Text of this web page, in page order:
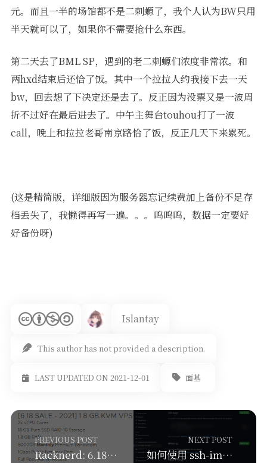
元。而且一半的场馆都不是二刺螈了，我个人认为BW只用
半天就可以了，如果你不需要抢什么东西。
第二天去了BML SP，遇到的老二刺螈们浓度非常浓。和
两hxd结束后还恰了饭。其中一个拉拉人约我接下去一天
bw，回去想了下决定还是去了。反正因为没票又是一波周
折不过好在最后进去了。中午主舞台touhou打了一波
call，晚上和拉拉老哥南京路恰了饭，反正几天下来累死。
(这是精简版，详细版因为服务器忘记续费加上备份不足存
档丢失了，我懒得再写一遍。。。呜呜呜，数据一定要好
好备份呀)
Islantay
This author has not provided a description.
LAST UPDATED ON 2021-12-01 面基
PREVIOUS POST
Racknerd: 6.18特价鸡/年付17.88/5T流量/1.8G内存/18G硬盘
NEXT POST
如何使用 ssh-import-id 快速添加SSH密钥到你的VPS/服务器